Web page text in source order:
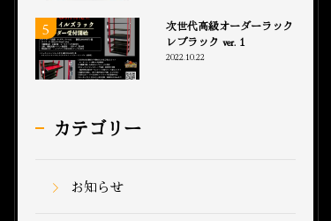
次世代高級オーダーラック
レプラック ver. 1
2022.10.22
カテゴリー
お知らせ